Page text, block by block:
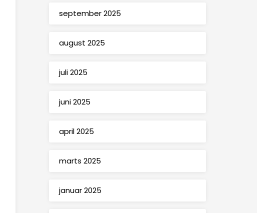
september 2025
august 2025
juli 2025
juni 2025
april 2025
marts 2025
januar 2025